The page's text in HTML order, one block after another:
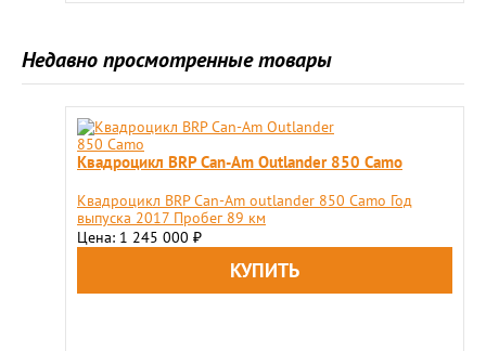
Недавно просмотренные товары
Квадроцикл BRP Can-Am Outlander 850 Camo
Квадроцикл BRP Can-Am outlander 850 Camo Год
выпуска 2017 Пробег 89 км
Цена: 1 245 000 ₽